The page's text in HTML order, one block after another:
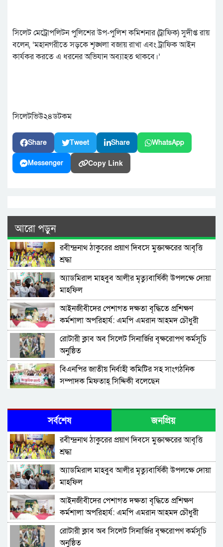
সিলেট মেট্রোপলিটন পুলিশের উপ-পুলিশ কমিশনার (ট্রাফিক) সুদীপ্ত রায়
বলেন, ‘মহানগরীতে সড়কে শৃঙ্খলা বজায় রাখা এবং ট্রাফিক আইন
কার্যকর করতে এ ধরনের অভিযান অব্যাহত থাকবে।’
সিলেটভিউ২৪ডটকম
Share Tweet Share WhatsApp
Messenger Copy Link
আরো পড়ুন
রবীন্দ্রনাথ ঠাকুরের প্রয়াণ দিবসে মুক্তাক্ষরের আবৃত্তি
শ্রদ্ধা
অ্যাডমিরাল মাহবুব আলীর মৃত্যুবার্ষিকী উপলক্ষে দোয়া
মাহফিল
‎আইনজীবীদের পেশাগত দক্ষতা বৃদ্ধিতে প্রশিক্ষণ
কর্মশালা অপরিহার্য: এমপি এমরান আহমদ চৌধুরী
রোটারী ক্লাব অব সিলেট সিনার্জির বৃক্ষরোপণ কর্মসূচি
অনুষ্ঠিত
বিএনপির জাতীয় নির্বাহী কমিটির সহ সাংগঠনিক
সম্পাদক মিফতাহ্ সিদ্দিকী বলেছেন
সেক্রেটারী অধ্যক্ষ নজরুল ইসলাম বলেছেন
সিলেটে গ্যাস সংকট নিয়ে যা বলল জালালাবাদ
প্রতিষ্ঠার এক বছর: গবেষণা, অর্জন ও অঙ্গীকারে নতুন
দিগন্তে মেট্রোপলিটন ইউনিভার্সিটি রিসার্চ সোসাইটি
জেলা পরিষদের প্রশাসক আবুল কাহের চৌধুরী জুলাই
স্মৃতিস্তম্ভে শ্রদ্ধা নিবেদন
সিলেট মহানগর ছাত্রশিবিরের মিছিল সম্পন্ন
সর্বশেষ জনপ্রিয়
রবীন্দ্রনাথ ঠাকুরের প্রয়াণ দিবসে মুক্তাক্ষরের আবৃত্তি
শ্রদ্ধা
অ্যাডমিরাল মাহবুব আলীর মৃত্যুবার্ষিকী উপলক্ষে দোয়া
মাহফিল
‎আইনজীবীদের পেশাগত দক্ষতা বৃদ্ধিতে প্রশিক্ষণ
কর্মশালা অপরিহার্য: এমপি এমরান আহমদ চৌধুরী
রোটারী ক্লাব অব সিলেট সিনার্জির বৃক্ষরোপণ কর্মসূচি
অনুষ্ঠিত